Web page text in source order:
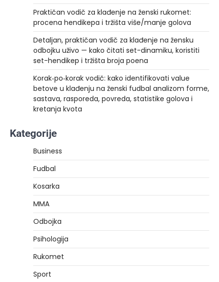
Praktičan vodič za klađenje na ženski rukomet:
procena hendikepa i tržišta više/manje golova
Detaljan, praktičan vodič za klađenje na žensku
odbojku uživo — kako čitati set-dinamiku, koristiti
set-hendikep i tržišta broja poena
Korak‑po‑korak vodič: kako identifikovati value
betove u klađenju na ženski fudbal analizom forme,
sastava, rasporeda, povreda, statistike golova i
kretanja kvota
Kategorije
Business
Fudbal
Kosarka
MMA
Odbojka
Psihologija
Rukomet
Sport